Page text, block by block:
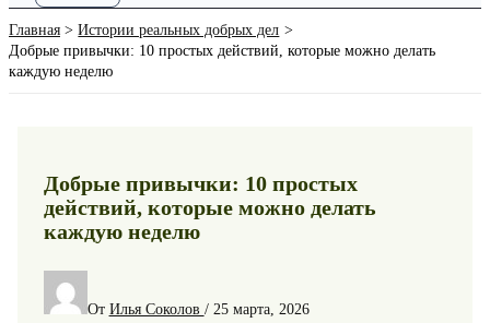
Главная
Истории реальных добрых дел
Добрые привычки: 10 простых действий, которые можно делать
каждую неделю
Добрые привычки: 10 простых
действий, которые можно делать
каждую неделю
От Илья Соколов / 25 марта, 2026